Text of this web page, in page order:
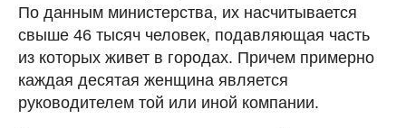
По данным министерства, их насчитывается
свыше 46 тысяч человек, подавляющая часть
из которых живет в городах. Причем примерно
каждая десятая женщина является
руководителем той или иной компании.